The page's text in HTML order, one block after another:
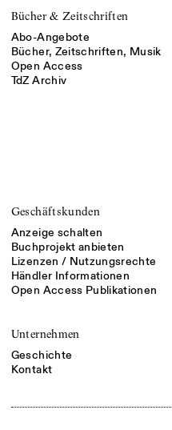
Bücher & Zeitschriften
Abo-Angebote
Bücher, Zeitschriften, Musik
Open Access
TdZ Archiv
Geschäftskunden
Anzeige schalten
Buchprojekt anbieten
Lizenzen / Nutzungsrechte
Händler Informationen
Open Access Publikationen
Unternehmen
Geschichte
Kontakt